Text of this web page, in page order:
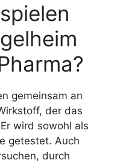
gemeinsam an
der das
wird sowohl als
getestet. Auch
durch